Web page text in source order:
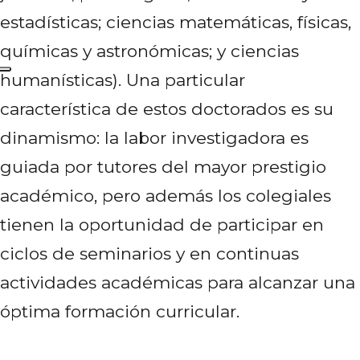
estadísticas; ciencias matemáticas, físicas,
químicas y astronómicas; y ciencias
humanísticas). Una particular
característica de estos doctorados es su
dinamismo: la labor investigadora es
guiada por tutores del mayor prestigio
académico, pero además los colegiales
tienen la oportunidad de participar en
ciclos de seminarios y en continuas
actividades académicas para alcanzar una
óptima formación curricular.